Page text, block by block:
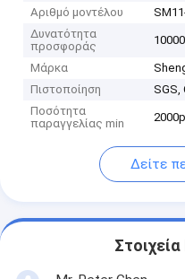
Αριθμό μοντέλου
Δυνατότητα
προσφοράς
Μάρκα
Πιστοποίηση
SGS,
Ποσότητα
παραγγελίας min
Δείτε